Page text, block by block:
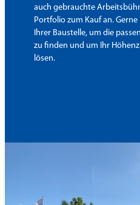
auch gebrauchte
Portfolio zum Kauf an.
Ihrer Baustelle, um die
zu finden und um Ihr
lösen.